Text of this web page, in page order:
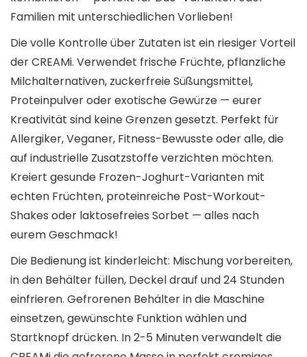
Familien mit unterschiedlichen Vorlieben!
Die volle Kontrolle über Zutaten ist ein riesiger Vorteil
der CREAMi. Verwendet frische Früchte, pflanzliche
Milchalternativen, zuckerfreie Süßungsmittel,
Proteinpulver oder exotische Gewürze — eurer
Kreativität sind keine Grenzen gesetzt. Perfekt für
Allergiker, Veganer, Fitness-Bewusste oder alle, die
auf industrielle Zusatzstoffe verzichten möchten.
Kreiert gesunde Frozen-Joghurt-Varianten mit
echten Früchten, proteinreiche Post-Workout-
Shakes oder laktosefreies Sorbet — alles nach
eurem Geschmack!
Die Bedienung ist kinderleicht: Mischung vorbereiten,
in den Behälter füllen, Deckel drauf und 24 Stunden
einfrieren. Gefrorenen Behälter in die Maschine
einsetzen, gewünschte Funktion wählen und
Startknopf drücken. In 2-5 Minuten verwandelt die